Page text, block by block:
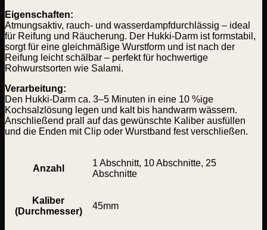
Eigenschaften:
Atmungsaktiv, rauch- und wasserdampfdurchlässig – ideal
für Reifung und Räucherung. Der Hukki-Darm ist formstabil,
sorgt für eine gleichmäßige Wurstform und ist nach der
Reifung leicht schälbar – perfekt für hochwertige
Rohwurstsorten wie Salami.
Verarbeitung:
Den Hukki-Darm ca. 3–5 Minuten in eine 10 %ige
Kochsalzlösung legen und kalt bis handwarm wässern.
Anschließend prall auf das gewünschte Kaliber ausfüllen
und die Enden mit Clip oder Wurstband fest verschließen.
Anzahl
1 Abschnitt, 10 Abschnitte, 25
Abschnitte
Kaliber
(Durchmesser)
45mm